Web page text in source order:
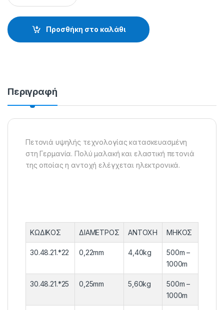
Προσθήκη στο καλάθι
Περιγραφή
Πετονιά υψηλής τεχνολογίας κατασκευασμένη
στη Γερμανία. Πολύ μαλακή και ελαστική πετονιά
της οποίας η αντοχή ελέγχεται ηλεκτρονικά.
ΚΩΔΙΚΟΣ ΔΙΑΜΕΤΡΟΣ ΑΝΤΟΧΗ ΜΗΚΟΣ
30.48.21.*22 0,22mm 4,40kg
500m –
1000m
30.48.21.*25 0,25mm 5,60kg
500m –
1000m